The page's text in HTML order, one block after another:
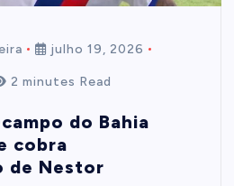
julho 19, 2026
2 minutes Read
do Bahia
cobra
de Nestor